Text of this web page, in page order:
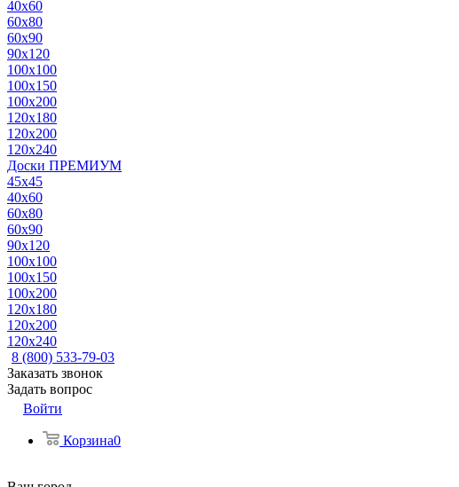
40x60
60x80
60x90
90x120
100x100
100x150
100x200
120x180
120x200
120x240
Доски ПРЕМИУМ
45x45
40x60
60x80
60x90
90x120
100x100
100x150
100x200
120x180
120x200
120x240
8 (800) 533-79-03
Заказать звонок
Задать вопрос
Войти
Корзина0